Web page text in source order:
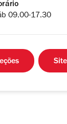
09.00-17.30